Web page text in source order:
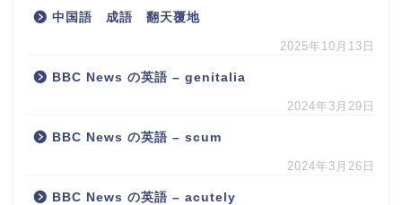
中国語 成語 翻天覆地
2025年10月13日
BBC News の英語 – genitalia
2024年3月29日
BBC News の英語 – scum
2024年3月26日
BBC News の英語 – acutely